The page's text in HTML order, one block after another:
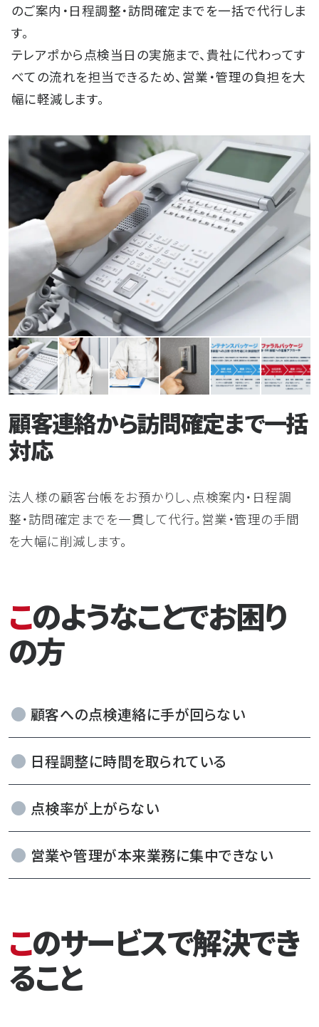
のご案内・日程調整・訪問確定までを一括で代行しま
す。
テレアポから点検当日の実施まで、貴社に代わってす
べての流れを担当できるため、営業・管理の負担を大
幅に軽減します。
顧客連絡から訪問確定まで一括
対応
法人様の顧客台帳をお預かりし、点検案内・日程調
整・訪問確定までを一貫して代行。営業・管理の手間
を大幅に削減します。
このようなことでお困り
の方
顧客への点検連絡に手が回らない
日程調整に時間を取られている
点検率が上がらない
営業や管理が本来業務に集中できない
このサービスで解決でき
ること